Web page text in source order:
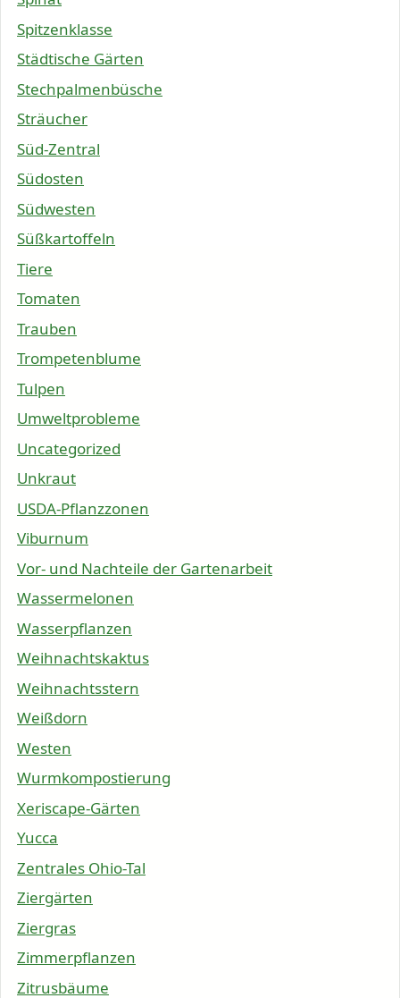
Spitzenklasse
Städtische Gärten
Stechpalmenbüsche
Sträucher
Süd-Zentral
Südosten
Südwesten
Süßkartoffeln
Tiere
Tomaten
Trauben
Trompetenblume
Tulpen
Umweltprobleme
Uncategorized
Unkraut
USDA-Pflanzzonen
Viburnum
Vor- und Nachteile der Gartenarbeit
Wassermelonen
Wasserpflanzen
Weihnachtskaktus
Weihnachtsstern
Weißdorn
Westen
Wurmkompostierung
Xeriscape-Gärten
Yucca
Zentrales Ohio-Tal
Ziergärten
Ziergras
Zimmerpflanzen
Zitrusbäume